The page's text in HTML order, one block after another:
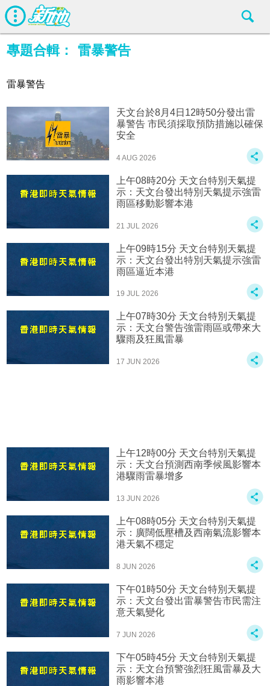
專題合輯： 雷暴警告
雷暴警告
天文台於8月4日12時50分發出雷
暴警告 市民須採取預防措施以確保
安全
4 AUG 2026
上午08時20分 天文台特別天氣提
示：天文台發出特別天氣提示強雷
雨區移動影響本港
21 JUL 2026
上午09時15分 天文台特別天氣提
示：天文台發出特別天氣提示強雷
雨區逼近本港
19 JUL 2026
上午07時30分 天文台特別天氣提
示：天文台警告強雷雨區或帶來大
驟雨及狂風雷暴
17 JUN 2026
上午12時00分 天文台特別天氣提
示：天文台預測西南季候風影響本
港驟雨雷暴增多
13 JUN 2026
上午08時05分 天文台特別天氣提
示：廣闊低壓槽及西南氣流影響本
港天氣不穩定
8 JUN 2026
下午01時50分 天文台特別天氣提
示：天文台發出雷暴警告市民需注
意天氣變化
7 JUN 2026
下午05時45分 天文台特別天氣提
示：天文台預警強烈狂風雷暴及大
雨影響本港